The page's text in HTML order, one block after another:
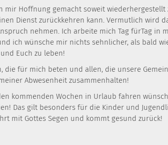
mir Hoffnung gemacht soweit wiederhergestellt
Dienst zurückkehren kann. Vermutlich wird
nehmen. Ich arbeite mich Tag fürTag in
ich wünsche mir nichts sehnlicher, als bald
Euch zu leben!
die für mich beten und allen, die unsere
Abwesenheit zusammenhalten!
kommenden Wochen in Urlaub fahren
Das gilt besonders für die Kinder und
mit Gottes Segen und kommt gesund zurück!